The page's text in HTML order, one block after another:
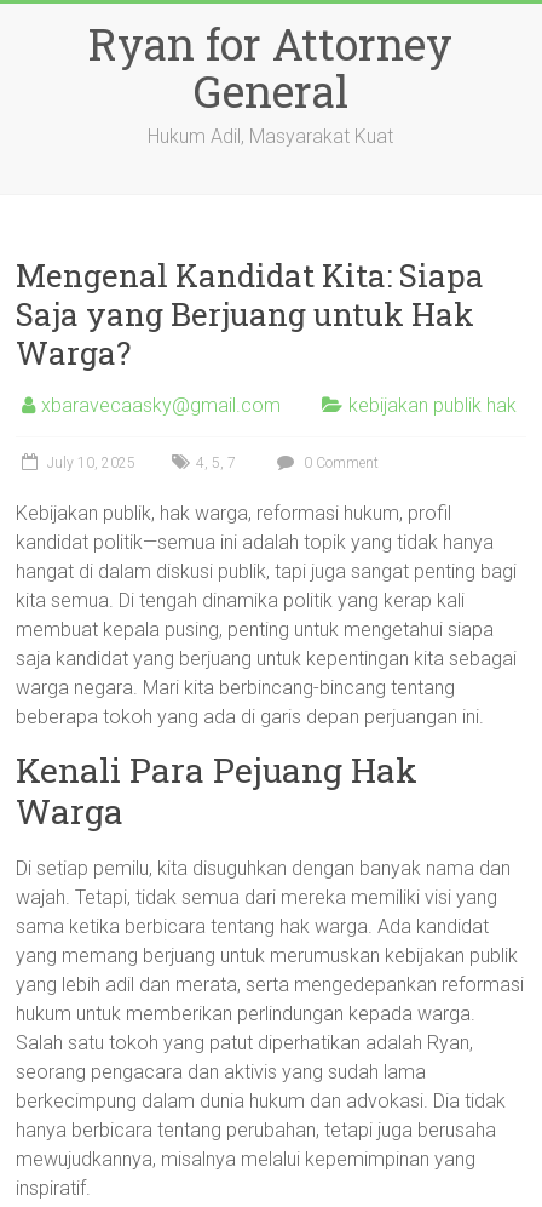
Ryan for Attorney
General
Hukum Adil, Masyarakat Kuat
Mengenal Kandidat Kita: Siapa
Saja yang Berjuang untuk Hak
Warga?
xbaravecaasky@gmail.com kebijakan publik hak
July 10, 2025 4, 5,7 0 Comment
Kebijakan publik, hak warga, reformasi hukum, profil
kandidat politik—semua ini adalah topik yang tidak hanya
hangat di dalam diskusi publik, tapi juga sangat penting bagi
kita semua. Di tengah dinamika politik yang kerap kali
membuat kepala pusing, penting untuk mengetahui siapa
saja kandidat yang berjuang untuk kepentingan kita sebagai
warga negara. Mari kita berbincang-bincang tentang
beberapa tokoh yang ada di garis depan perjuangan ini.
Kenali Para Pejuang Hak
Warga
Di setiap pemilu, kita disuguhkan dengan banyak nama dan
wajah. Tetapi, tidak semua dari mereka memiliki visi yang
sama ketika berbicara tentang hak warga. Ada kandidat
yang memang berjuang untuk merumuskan kebijakan publik
yang lebih adil dan merata, serta mengedepankan reformasi
hukum untuk memberikan perlindungan kepada warga.
Salah satu tokoh yang patut diperhatikan adalah Ryan,
seorang pengacara dan aktivis yang sudah lama
berkecimpung dalam dunia hukum dan advokasi. Dia tidak
hanya berbicara tentang perubahan, tetapi juga berusaha
mewujudkannya, misalnya melalui kepemimpinan yang
inspiratif.